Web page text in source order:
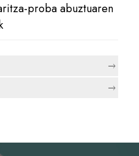
proba abuztuaren